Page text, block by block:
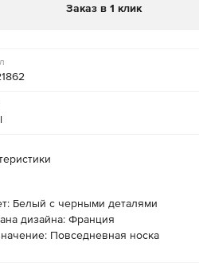
Заказ в 1 клик
Белый с черными деталями
дизайна: Франция
Повседневная носка